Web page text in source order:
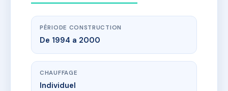
PÉRIODE CONSTRUCTION
De 1994 a 2000
CHAUFFAGE
Individuel